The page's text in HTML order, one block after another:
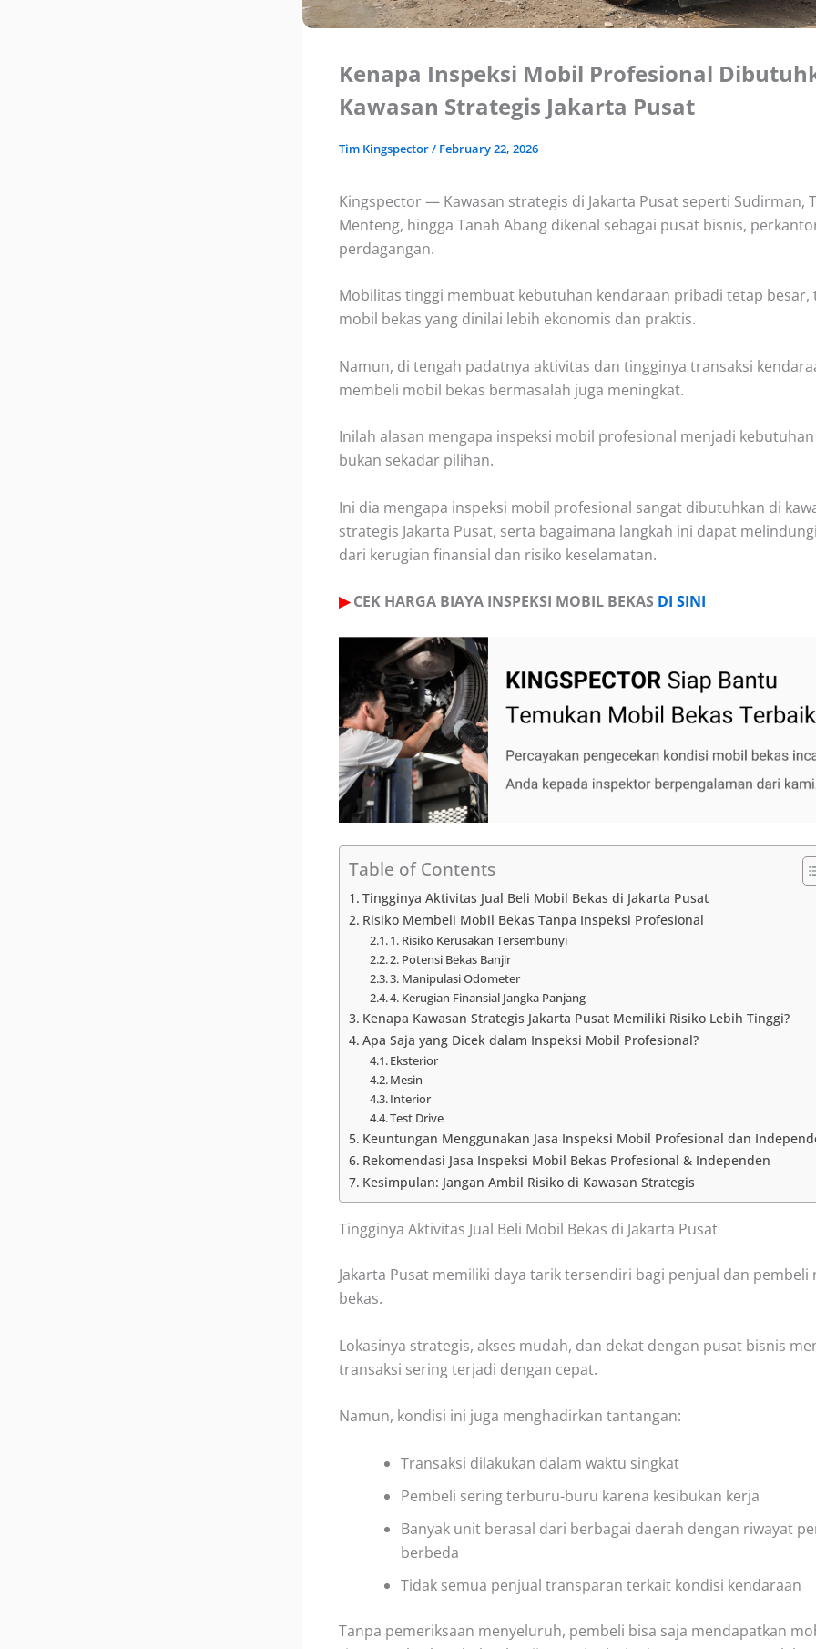
Kenapa Inspeksi Mobil Profesional
Kawasan Strategis Jakarta Pusat
Tim Kingspector/ February 22, 2026
Kingspector — Kawasan strategis di Jakarta Pusat seperti Sudirman,
Menteng, hingga Tanah Abang dikenal sebagai pusat bisnis,
perdagangan.
Mobilitas tinggi membuat kebutuhan kendaraan pribadi tetap besar,
mobil bekas yang dinilai lebih ekonomis dan praktis.
Namun, di tengah padatnya aktivitas dan tingginya transaksi
membeli mobil bekas bermasalah juga meningkat.
Inilah alasan mengapa inspeksi mobil profesional menjadi
bukan sekadar pilihan.
Ini dia mengapa inspeksi mobil profesional sangat dibutuhkan di
strategis Jakarta Pusat, serta bagaimana langkah ini dapat
dari kerugian finansial dan risiko keselamatan.
▶CEK HARGA BIAYA INSPEKSI MOBIL BEKAS DI SINI
Table of Contents
Tingginya Aktivitas Jual Beli Mobil Bekas di Jakarta Pusat
Risiko Membeli Mobil Bekas Tanpa Inspeksi Profesional
1. Risiko Kerusakan Tersembunyi
2. Potensi Bekas Banjir
3. Manipulasi Odometer
4. Kerugian Finansial Jangka Panjang
Kenapa Kawasan Strategis Jakarta Pusat Memiliki Risiko Lebih Tinggi?
Apa Saja yang Dicek dalam Inspeksi Mobil Profesional?
Eksterior
Mesin
Interior
Test Drive
Keuntungan Menggunakan Jasa Inspeksi Mobil Profesional dan
Rekomendasi Jasa Inspeksi Mobil Bekas Profesional & Independen
Kesimpulan: Jangan Ambil Risiko di Kawasan Strategis
Tingginya Aktivitas Jual Beli Mobil Bekas di Jakarta Pusat
Jakarta Pusat memiliki daya tarik tersendiri bagi penjual dan pembeli
bekas.
Lokasinya strategis, akses mudah, dan dekat dengan pusat bisnis
transaksi sering terjadi dengan cepat.
Namun, kondisi ini juga menghadirkan tantangan:
Transaksi dilakukan dalam waktu singkat
Pembeli sering terburu-buru karena kesibukan kerja
Banyak unit berasal dari berbagai daerah dengan riwayat
berbeda
Tidak semua penjual transparan terkait kondisi kendaraan
Tanpa pemeriksaan menyeluruh, pembeli bisa saja mendapatkan